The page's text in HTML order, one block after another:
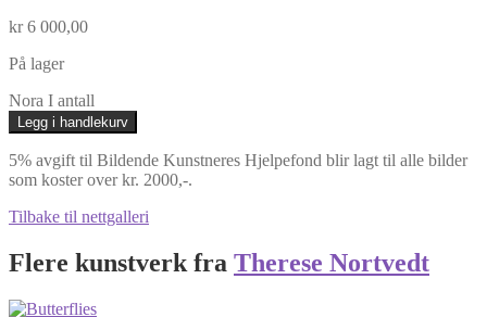
kr6 000,00
På lager
Nora I antall
Legg i handlekurv
5% avgift til Bildende Kunstneres Hjelpefond blir lagt til alle bilder
som koster over kr. 2000,-.
Tilbake til nettgalleri
Flere kunstverk fra Therese Nortvedt